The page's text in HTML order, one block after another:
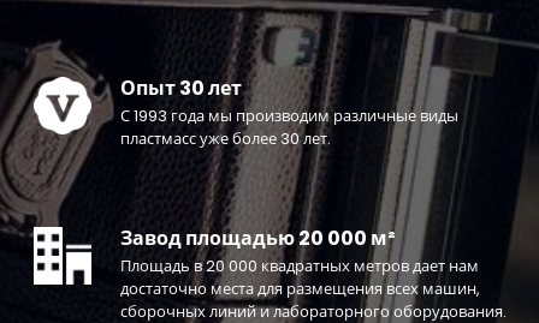
Опыт 30 лет
С 1993 года мы производим различные виды
пластмасс уже более 30 лет.
Завод площадью 20 000 м²
Площадь в 20 000 квадратных метров дает нам
достаточно места для размещения всех машин,
сборочных линий и лабораторного оборудования.